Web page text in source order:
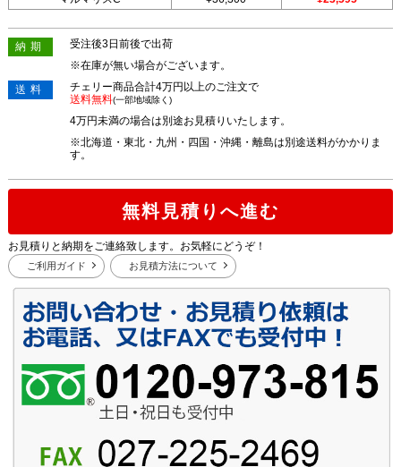
納期
受注後3日前後で出荷
※在庫が無い場合がございます。
送料
チェリー商品合計4万円以上のご注文で
送料無料(一部地域除く)
4万円未満の場合は別途お見積りいたします。
※北海道・東北・九州・四国・沖縄・離島は別途送料がかかりま
す。
無料見積りへ進む
お見積りと納期をご連絡致します。お気軽にどうぞ！
ご利用ガイド お見積方法について